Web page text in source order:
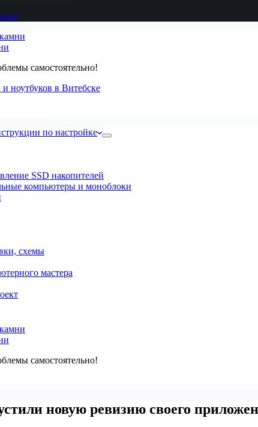
самостоятельно!
ноутбуков в Витебске
по настройке
SSD накопителей
компьютеры и моноблоки
схемы
мастера
самостоятельно!
новую ревизию своего